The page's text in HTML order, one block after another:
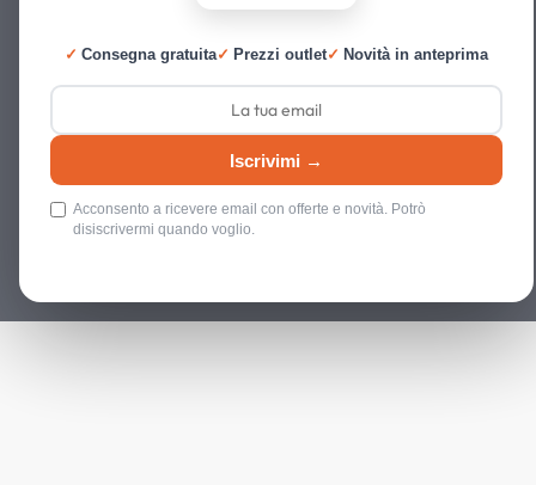
✓ Consegna gratuita✓ Prezzi outlet✓ Novità in anteprima
Iscrivimi →
Acconsento a ricevere email con offerte e novità. Potrò
disiscrivermi quando voglio.